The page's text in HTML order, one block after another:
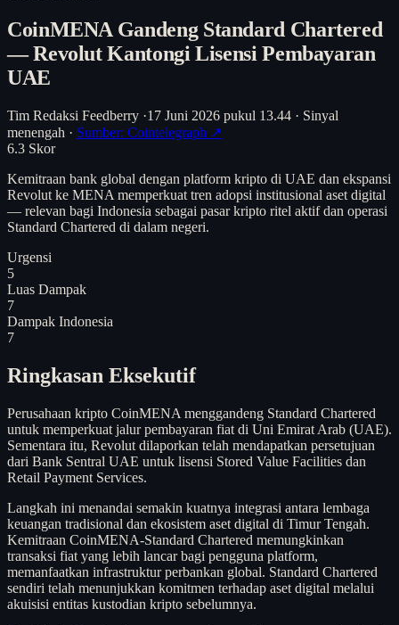
CoinMENA Gandeng Standard Chartered
— Revolut Kantongi Lisensi Pembayaran
UAE
Tim Redaksi Feedberry ·17 Juni 2026 pukul 13.44 · Sinyal
menengah · Sumber: Cointelegraph ↗
6.3 Skor
Kemitraan bank global dengan platform kripto di UAE dan ekspansi
Revolut ke MENA memperkuat tren adopsi institusional aset digital
— relevan bagi Indonesia sebagai pasar kripto ritel aktif dan operasi
Standard Chartered di dalam negeri.
Urgensi
5
Luas Dampak
7
Dampak Indonesia
7
Ringkasan Eksekutif
Perusahaan kripto CoinMENA menggandeng Standard Chartered
untuk memperkuat jalur pembayaran fiat di Uni Emirat Arab (UAE).
Sementara itu, Revolut dilaporkan telah mendapatkan persetujuan
dari Bank Sentral UAE untuk lisensi Stored Value Facilities dan
Retail Payment Services.
Langkah ini menandai semakin kuatnya integrasi antara lembaga
keuangan tradisional dan ekosistem aset digital di Timur Tengah.
Kemitraan CoinMENA-Standard Chartered memungkinkan
transaksi fiat yang lebih lancar bagi pengguna platform,
memanfaatkan infrastruktur perbankan global. Standard Chartered
sendiri telah menunjukkan komitmen terhadap aset digital melalui
akuisisi entitas kustodian kripto sebelumnya.